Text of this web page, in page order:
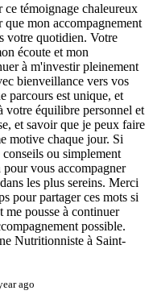
témoignage chaleureux
mon accompagnement
votre quotidien. Votre
écoute et mon
à m'investir pleinement
bienveillance vers vos
parcours est unique, et
votre équilibre personnel et
et savoir que je peux faire
motive chaque jour. Si
ou simplement
vous accompagner
les plus sereins. Merci
pour partager ces mots si
me pousse à continuer
possible.
Nutritionniste à Saint-
ago